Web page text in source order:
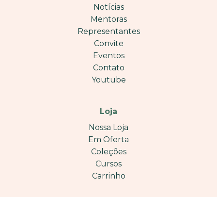
Notícias
Mentoras
Representantes
Convite
Eventos
Contato
Youtube
Loja
Nossa Loja
Em Oferta
Coleções
Cursos
Carrinho